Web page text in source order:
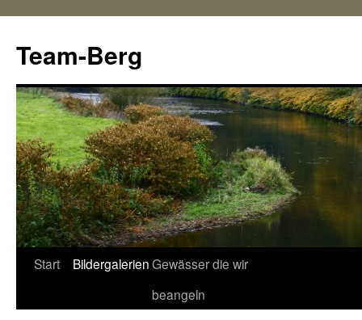
Team-Berg
Springe
Start BildergalerienGewässer die wir
beangeln